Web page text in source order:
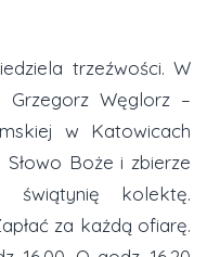
trzeźwości. W
Grzegorz Węglorz –
w Katowicach
Boże i zbierze
kolektę.
za każdą ofiarę.